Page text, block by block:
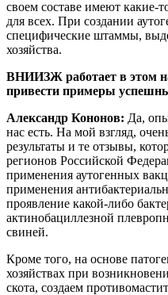
своем составе имеют
для всех. При создании
специфические штаммы,
хозяйства.
ВНИИЗЖ работает в этом
привести примеры
Александр Кононов: Да,
нас есть. На мой взгляд,
результаты и те отзывы,
регионов Российской
применения аутогенных
применения
проявление какой-либо
актинобациллезной
свиней.
Кроме того, на основе
хозяйствах при
скота, создаем